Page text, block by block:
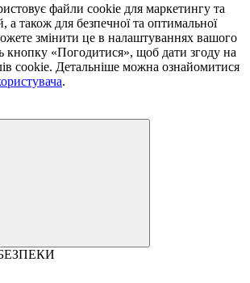
файли cookie для маркетингу та
а також для безпечної та оптимальної
змінити це в налаштуваннях вашого
кнопку «Погодитися», щоб дати згоду на
cookie. Детальніше можна ознайомитися
.